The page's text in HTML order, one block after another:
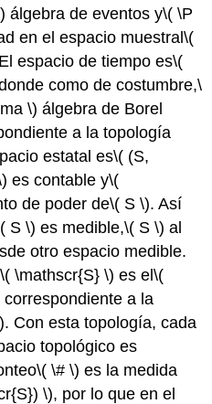
álgebra de eventos y\( \P
en el espacio muestral\(
espacio de tiempo es\(
como de costumbre,\
\) álgebra de Borel
a la topología
estatal es\( (S,
es contable y\(
de poder de\( S \). Así
S \) es medible,\( S \) al
otro espacio medible.
\( \mathscr{S} \) es el\(
a la
. Con esta topología, cada
topológico es
\( \# \) es la medida
\), por lo que en el